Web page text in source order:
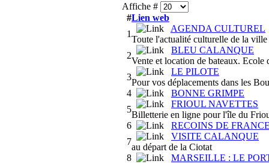
Affiche #
#Lien web
1
AGENDA CULTUREL
Toute l'actualité culturelle de la ville
2
BLEU CALANQUE
Vente et location de bateaux. Ecole
3
LE PILOTE
Pour vos déplacements dans les
4
BONNE GRIMPE
5
FRIOUL NAVETTES
Billetterie en ligne pour l'île du
6
RECOINS DE
7
VISITE CALANQUE
au départ de la Ciotat
8
MARSEILLE : LE